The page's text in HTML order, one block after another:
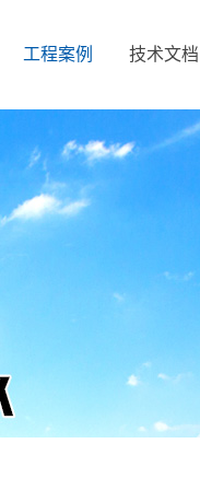
工程案例 技术文档